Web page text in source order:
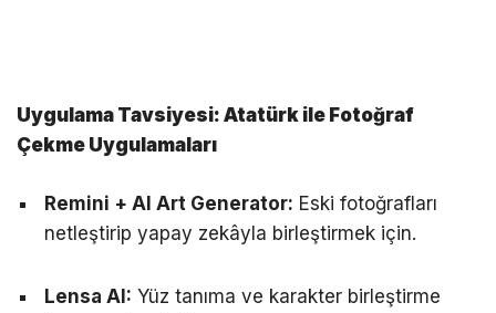
Uygulama Tavsiyesi: Atatürk ile Fotoğraf
Çekme Uygulamaları
Remini + AI Art Generator: Eski fotoğrafları
netleştirip yapay zekâyla birleştirmek için.
Lensa AI: Yüz tanıma ve karakter birleştirme